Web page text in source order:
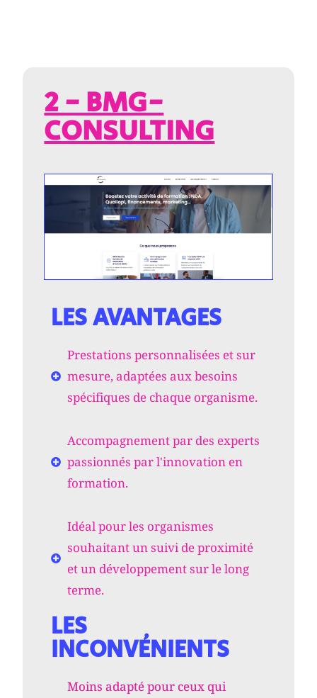
2 - BMG-
CONSULTING
LES AVANTAGES
Prestations personnalisées et sur
mesure, adaptées aux besoins
spécifiques de chaque organisme.
Accompagnement par des experts
passionnés par l'innovation en
formation.
Idéal pour les organismes
souhaitant un suivi de proximité
et un développement sur le long
terme.
LES
INCONVÉNIENTS
Moins adapté pour ceux qui